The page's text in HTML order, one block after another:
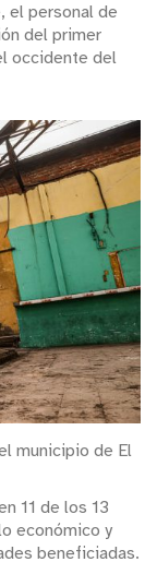
el personal de
del primer
occidente del
municipio de El
11 de los 13
económico y
beneficiadas.